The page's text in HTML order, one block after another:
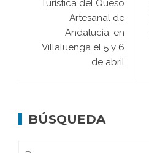
Turística del Queso
Artesanal de
Andalucía, en
Villaluenga el 5 y 6
de abril
BÚSQUEDA